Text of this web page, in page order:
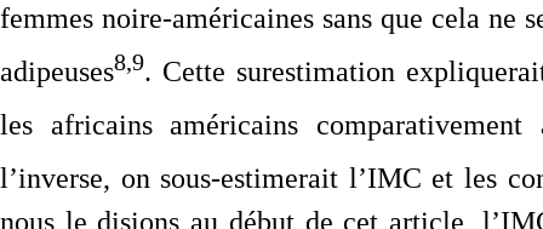
femmes noire-américaines sans que cela ne
adipeuses8,9. Cette surestimation
les africains américains
l’inverse, on sous-estimerait l’IMC et les
nous le disions au début de cet article,